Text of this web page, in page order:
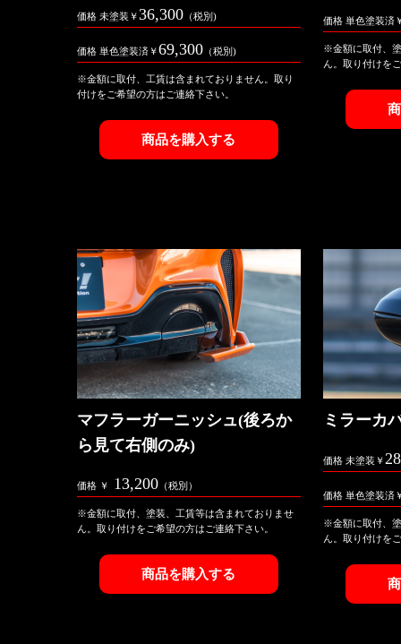
価格 未塗装￥36,300（税別)
価格 単色塗装済￥69,300（税別)
※金額に取付、工賃は含まれておりません。取り
付けをご希望の方はご連絡下さい。
商品を購入する
価格 単色塗装済
※金額に取付、
ん。取り付けを
マフラーガーニッシュ(後ろか
ら見て右側のみ)
価格 ￥ 13,200（税別）
※金額に取付、塗装、工賃等は含まれておりませ
ん。取り付けをご希望の方はご連絡下さい。
商品を購入する
ミラーカ
価格 未塗装￥
価格 単色塗装済
※金額に取付、
ん。取り付けを